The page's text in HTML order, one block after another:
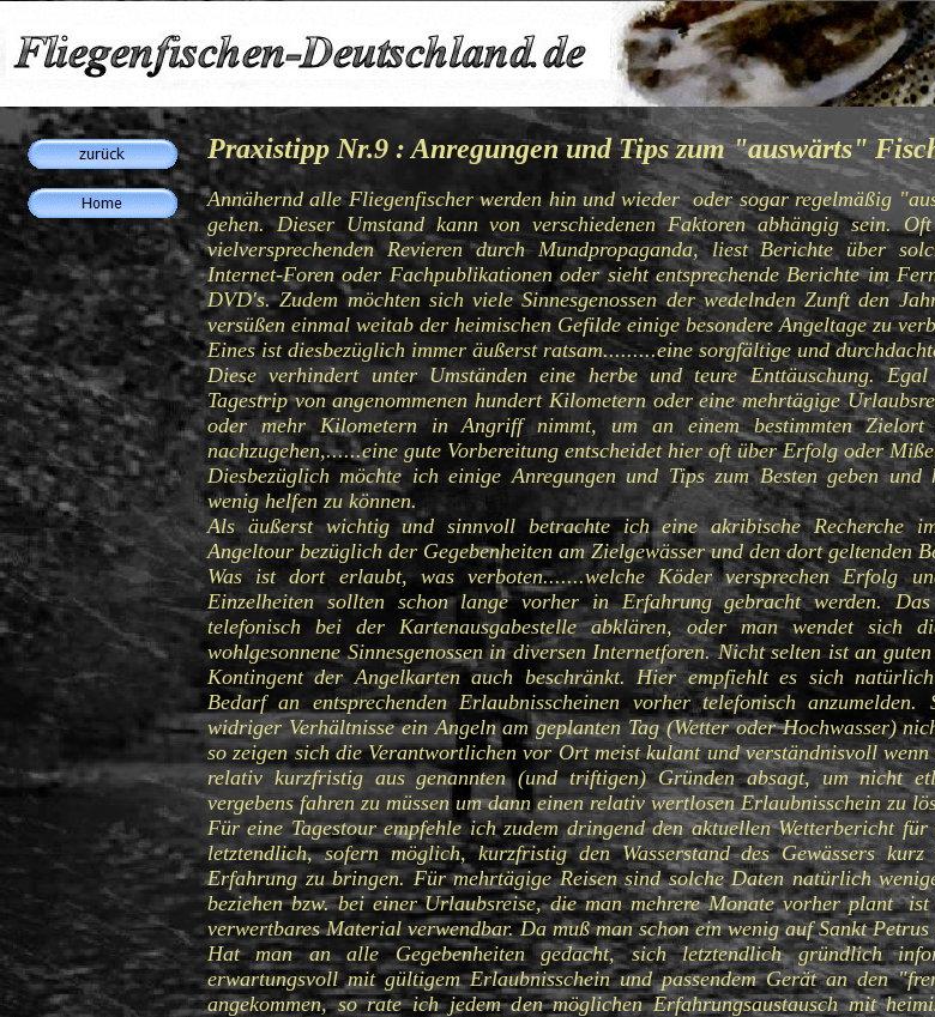
Praxistipp Nr.9 : Anregungen und Tips zum "auswärts"
Annähernd alle Fliegenfischer werden hin und wieder oder sogar regelmäßig
gehen. Dieser Umstand kann von verschiedenen Faktoren abhängig sein.
vielversprechenden Revieren durch Mundpropaganda, liest Berichte über
Internet-Foren oder Fachpublikationen oder sieht entsprechende Berichte im
DVD's. Zudem möchten sich viele Sinnesgenossen der wedelnden Zunft den
versüßen einmal weitab der heimischen Gefilde einige besondere Angeltage zu
Eines ist diesbezüglich immer äußerst ratsam.........eine sorgfältige und
Diese verhindert unter Umständen eine herbe und teure Enttäuschung.
Tagestrip von angenommenen hundert Kilometern oder eine mehrtägige
oder mehr Kilometern in Angriff nimmt, um an einem bestimmten Zielort
nachzugehen,......eine gute Vorbereitung entscheidet hier oft über Erfolg oder
Diesbezüglich möchte ich einige Anregungen und Tips zum Besten geben und
wenig helfen zu können.
Als äußerst wichtig und sinnvoll betrachte ich eine akribische Recherche
Angeltour bezüglich der Gegebenheiten am Zielgewässer und den dort geltenden
Was ist dort erlaubt, was verboten.......welche Köder versprechen Erfolg
Einzelheiten sollten schon lange vorher in Erfahrung gebracht werden.
telefonisch bei der Kartenausgabestelle abklären, oder man wendet sich
wohlgesonnene Sinnesgenossen in diversen Internetforen. Nicht selten ist an
Kontingent der Angelkarten auch beschränkt. Hier empfiehlt es sich
Bedarf an entsprechenden Erlaubnisscheinen vorher telefonisch anzumelden.
widriger Verhältnisse ein Angeln am geplanten Tag (Wetter oder Hochwasser)
so zeigen sich die Verantwortlichen vor Ort meist kulant und verständnisvoll wenn
relativ kurzfristig aus genannten (und triftigen) Gründen absagt, um nicht
vergebens fahren zu müssen um dann einen relativ wertlosen Erlaubnisschein zu
Für eine Tagestour empfehle ich zudem dringend den aktuellen Wetterbericht
letztendlich, sofern möglich, kurzfristig den Wasserstand des Gewässers
Erfahrung zu bringen. Für mehrtägige Reisen sind solche Daten natürlich
beziehen bzw. bei einer Urlaubsreise, die man mehrere Monate vorher plant
verwertbares Material verwendbar. Da muß man schon ein wenig auf Sankt Petrus
Hat man an alle Gegebenheiten gedacht, sich letztendlich gründlich
erwartungsvoll mit gültigem Erlaubnisschein und passendem Gerät an den
angekommen, so rate ich jedem den möglichen Erfahrungsaustausch mit